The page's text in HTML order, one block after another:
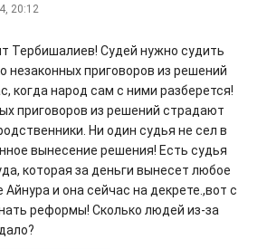
20:12
Тербишалиев! Судей нужно судить
незаконных приговоров из решений
когда народ сам с ними разберется!
приговоров из решений страдают
Ни один судья не сел в
вынесение решения! Есть судья
которая за деньги вынесет любое
и она сейчас на декрете.,вот с
реформы! Сколько людей из-за